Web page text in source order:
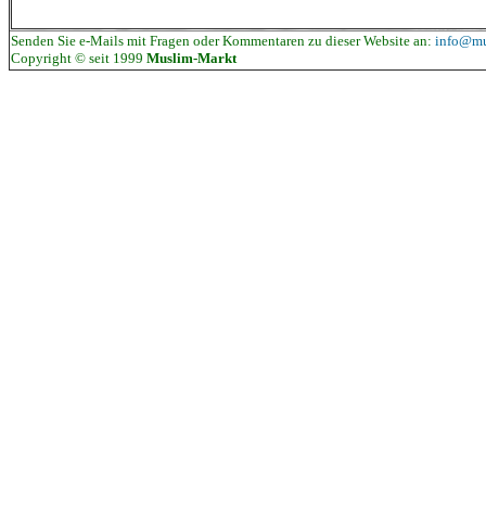
Senden Sie e-Mails mit Fragen oder Kommentaren zu dieser Website an:
Copyright © seit 1999 Muslim-Markt